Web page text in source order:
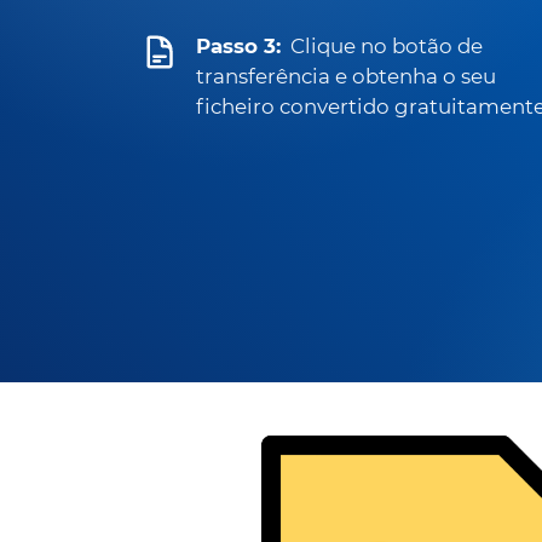
Passo 3: Clique no botão de
transferência e obtenha o seu
ficheiro convertido